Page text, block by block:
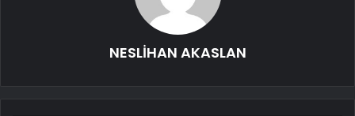
NESLİHAN AKASLAN